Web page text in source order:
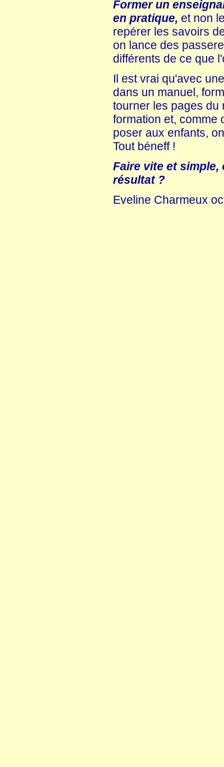
Former un
en pratique, et non
repérer les savoirs
on lance des
différents de ce que
Il est vrai qu'avec
dans un manuel,
tourner les pages du
formation et, comme
poser aux enfants,
Tout béneff !
Faire vite et
résultat ?
Eveline Charmeux